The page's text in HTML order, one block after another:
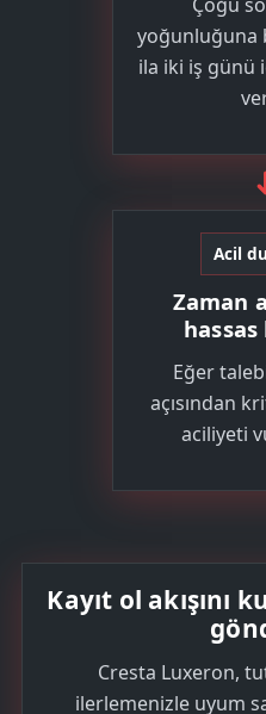
yoğunluğuna
ila iki iş günü
Acil
Zaman
Eğer
açısından
aciliyeti
Kayıt ol akışını
Cresta Luxeron,
ilerlemenizle uyum